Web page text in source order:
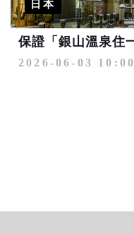
日本
2026-06-03 10:00